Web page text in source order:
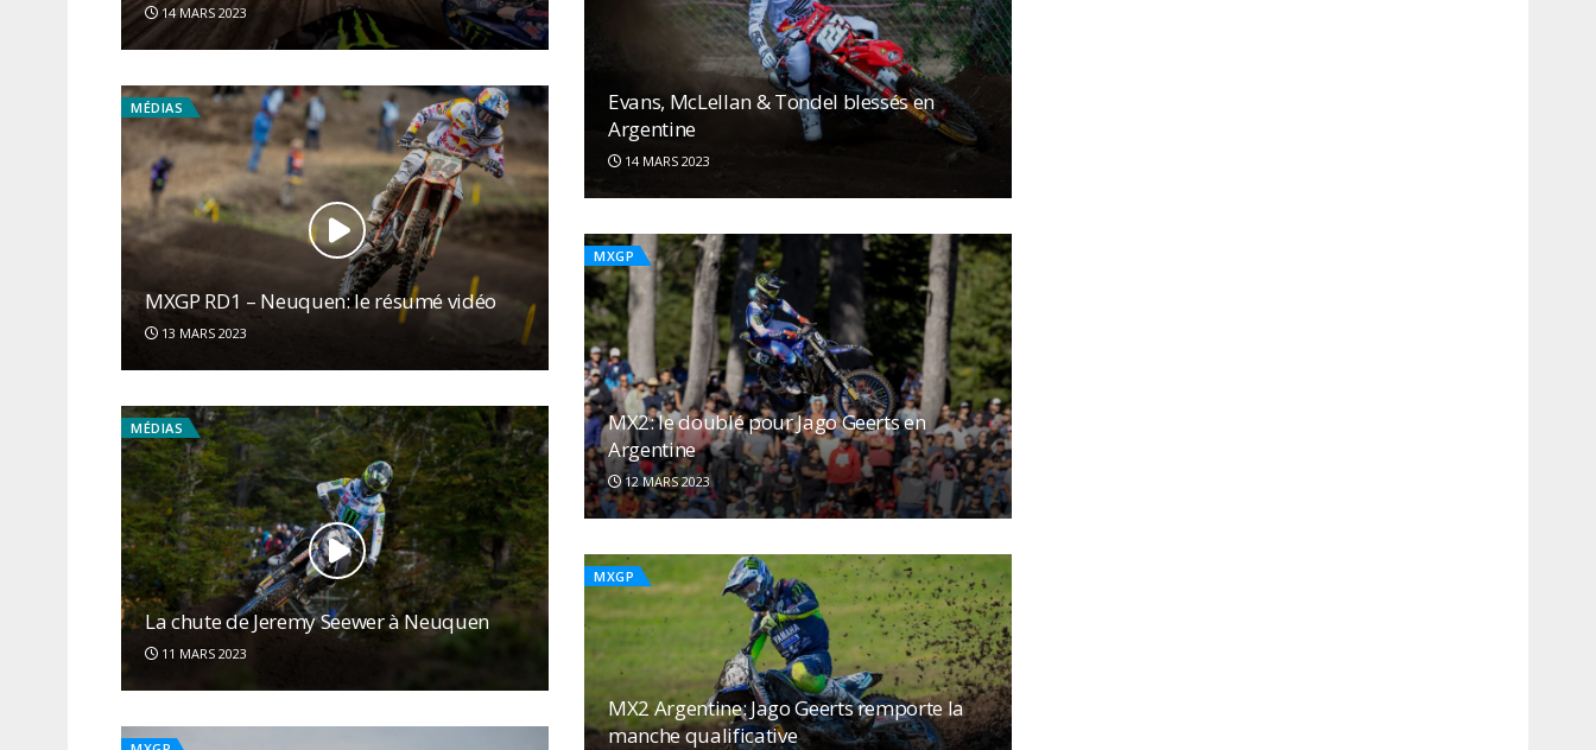
14 MARS 2023
Evans, McLellan & Tondel blessés en
Argentine
14 MARS 2023
MÉDIAS
MXGP RD1 – Neuquen: le résumé vidéo
13 MARS 2023
MXGP
MX2: le doublé pour Jago Geerts en
Argentine
12 MARS 2023
MÉDIAS
La chute de Jeremy Seewer à Neuquen
11 MARS 2023
MXGP
MX2 Argentine: Jago Geerts remporte la
manche qualificative